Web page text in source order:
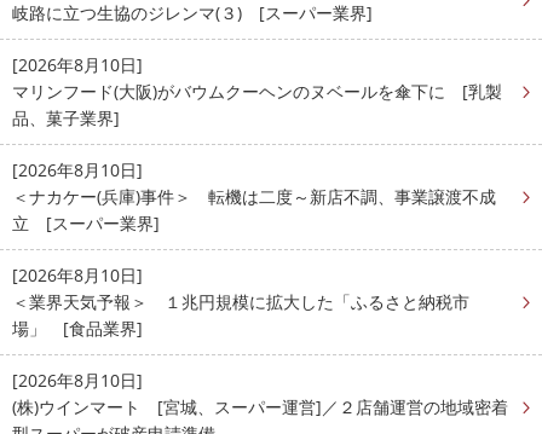
岐路に立つ生協のジレンマ(３) [スーパー業界]
[2026年8月10日]
マリンフード(大阪)がバウムクーヘンのヌベールを傘下に [乳製
品、菓子業界]
[2026年8月10日]
＜ナカケー(兵庫)事件＞ 転機は二度～新店不調、事業譲渡不成
立 [スーパー業界]
[2026年8月10日]
＜業界天気予報＞ １兆円規模に拡大した「ふるさと納税市
場」 [食品業界]
[2026年8月10日]
(株)ウインマート [宮城、スーパー運営]／２店舗運営の地域密着